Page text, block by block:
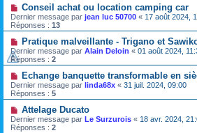
Conseil achat ou location camping car
Dernier message par jean luc 50700 « 17 août 2024,
Réponses : 13
Pratique malveillante - Trigano et
Dernier message par Alain Deloin « 01 août 2024,
Réponses : 2
Echange banquette transformable en
Dernier message par linda68x « 31 juil. 2024, 09:00
Réponses : 5
Attelage Ducato
Dernier message par Le Surzurois « 18 avr. 2024,
Réponses : 2